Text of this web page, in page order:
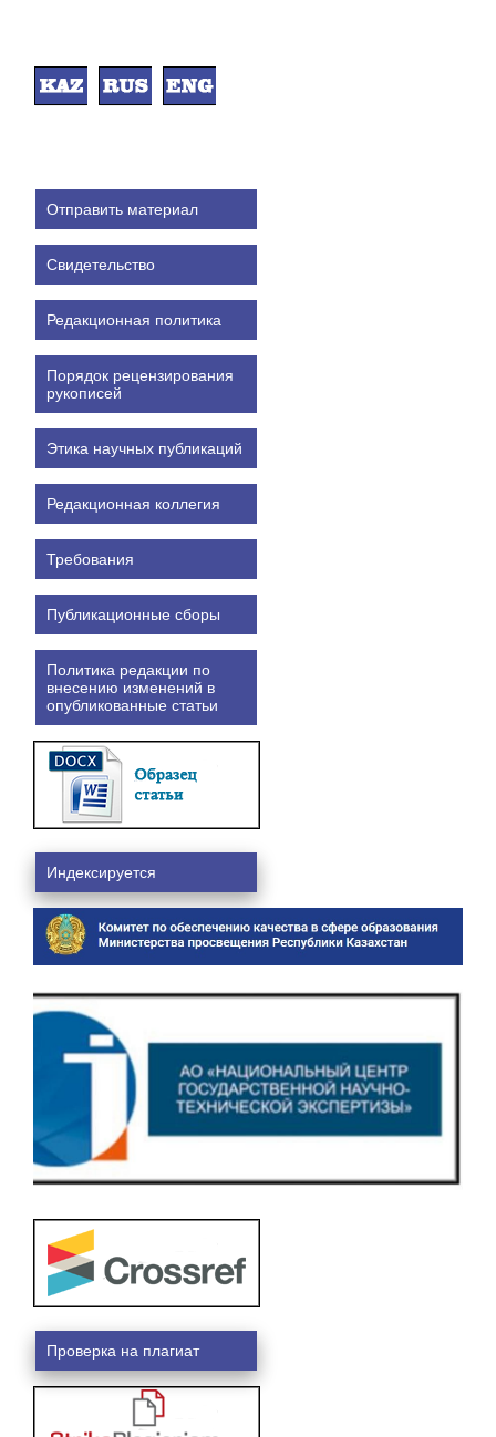
Отправить материал
Свидетельство
Редакционная политика
Порядок рецензирования
рукописей
Этика научных публикаций
Редакционная коллегия
Требования
Публикационные сборы
Политика редакции по
внесению изменений в
опубликованные статьи
Индексируется
Проверка на плагиат